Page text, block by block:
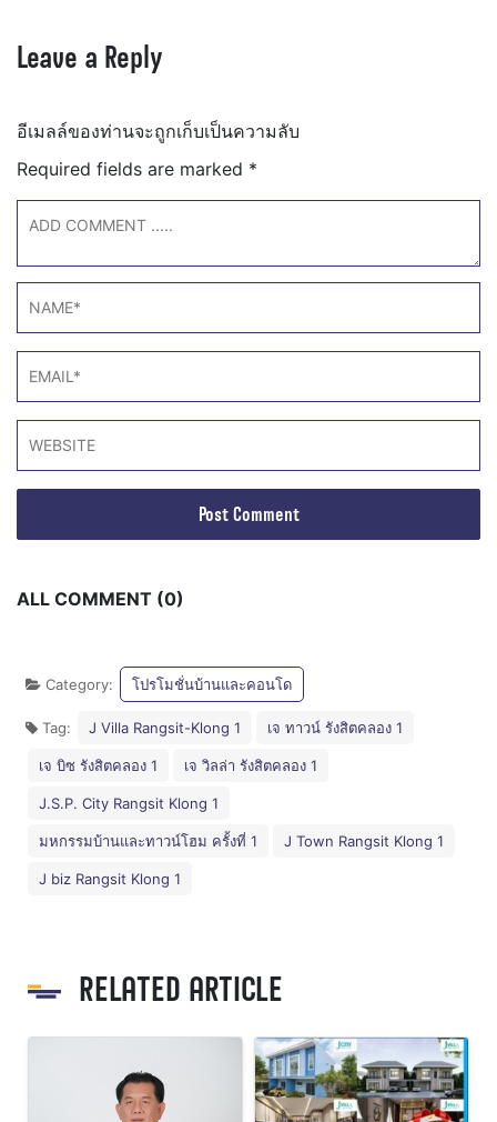
Leave a Reply
อีเมลล์ของท่านจะถูกเก็บเป็นความลับ
Required fields are marked *
ALL COMMENT (0)
Category: โปรโมชั่นบ้านและคอนโด
Tag: J Villa Rangsit-Klong 1 เจ ทาวน์ รังสิตคลอง 1
เจ บิซ รังสิตคลอง 1 เจ วิลล่า รังสิตคลอง 1
J.S.P. City Rangsit Klong 1
มหกรรมบ้านและทาวน์โฮม ครั้งที่ 1 J Town Rangsit Klong 1
J biz Rangsit Klong 1
RELATED ARTICLE